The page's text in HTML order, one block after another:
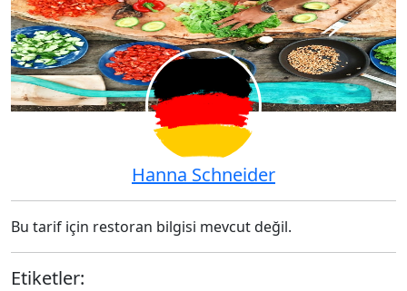
Hanna Schneider
Bu tarif için restoran bilgisi mevcut değil.
Etiketler: